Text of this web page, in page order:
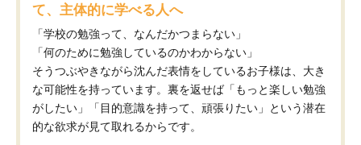
て、主体的に学べる人へ
「学校の勉強って、なんだかつまらない」
「何のために勉強しているのかわからない」
そうつぶやきながら沈んだ表情をしているお子様は、大き
な可能性を持っています。裏を返せば「もっと楽しい勉強
がしたい」「目的意識を持って、頑張りたい」という潜在
的な欲求が見て取れるからです。